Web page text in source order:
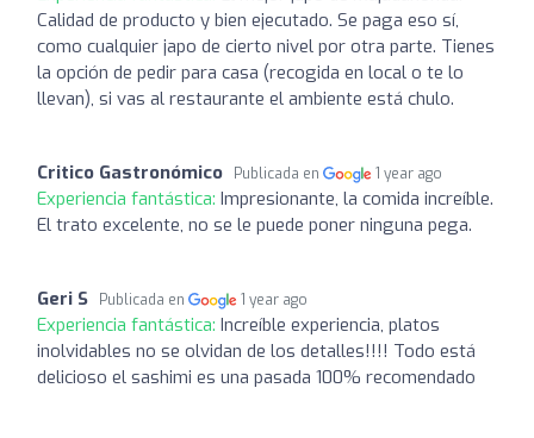
Calidad de producto y bien ejecutado. Se paga eso sí,
como cualquier japo de cierto nivel por otra parte. Tienes
la opción de pedir para casa (recogida en local o te lo
llevan), si vas al restaurante el ambiente está chulo.
Critico Gastronómico Publicada en 1 year ago
Experiencia fantástica: Impresionante, la comida increíble.
El trato excelente, no se le puede poner ninguna pega.
Geri S Publicada en 1 year ago
Experiencia fantástica: Increíble experiencia, platos
inolvidables no se olvidan de los detalles!!!! Todo está
delicioso el sashimi es una pasada 100% recomendado